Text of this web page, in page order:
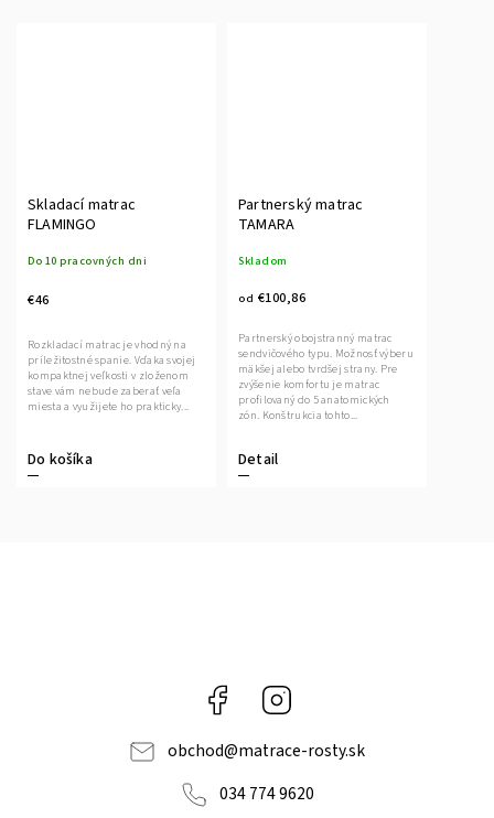
Skladací matrac
FLAMINGO
Do 10 pracovných dni
€46
Do košíka
Rozkladací matrac je vhodný na
príležitostné spanie. Vďaka svojej
kompaktnej veľkosti v zloženom
stave vám nebude zaberať veľa
miesta a využijete ho prakticky...
Partnerský matrac
TAMARA
Skladom
od €100,86
Detail
Partnerský obojstranný matrac
sendvičového typu. Možnosť výberu
mäkšej alebo tvrdšej strany. Pre
zvýšenie komfortu je matrac
profilovaný do 5 anatomických
zón. Konštrukcia tohto...
Facebook
obchod@matrace-rosty.sk
034 774 9620